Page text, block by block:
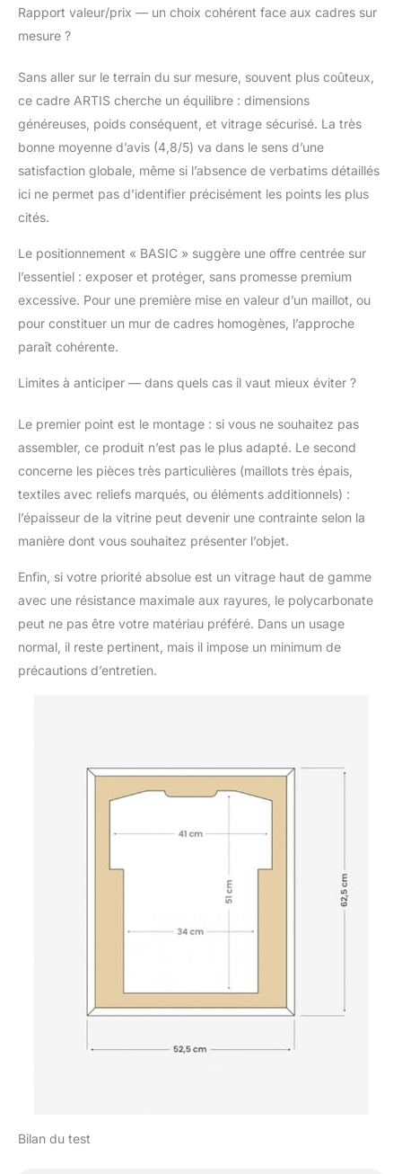
Rapport valeur/prix — un choix cohérent face aux cadres sur
mesure ?
Sans aller sur le terrain du sur mesure, souvent plus coûteux,
ce cadre ARTIS cherche un équilibre : dimensions
généreuses, poids conséquent, et vitrage sécurisé. La très
bonne moyenne d’avis (4,8/5) va dans le sens d’une
satisfaction globale, même si l’absence de verbatims détaillés
ici ne permet pas d’identifier précisément les points les plus
cités.
Le positionnement « BASIC » suggère une offre centrée sur
l’essentiel : exposer et protéger, sans promesse premium
excessive. Pour une première mise en valeur d’un maillot, ou
pour constituer un mur de cadres homogènes, l’approche
paraît cohérente.
Limites à anticiper — dans quels cas il vaut mieux éviter ?
Le premier point est le montage : si vous ne souhaitez pas
assembler, ce produit n’est pas le plus adapté. Le second
concerne les pièces très particulières (maillots très épais,
textiles avec reliefs marqués, ou éléments additionnels) :
l’épaisseur de la vitrine peut devenir une contrainte selon la
manière dont vous souhaitez présenter l’objet.
Enfin, si votre priorité absolue est un vitrage haut de gamme
avec une résistance maximale aux rayures, le polycarbonate
peut ne pas être votre matériau préféré. Dans un usage
normal, il reste pertinent, mais il impose un minimum de
précautions d’entretien.
Bilan du test